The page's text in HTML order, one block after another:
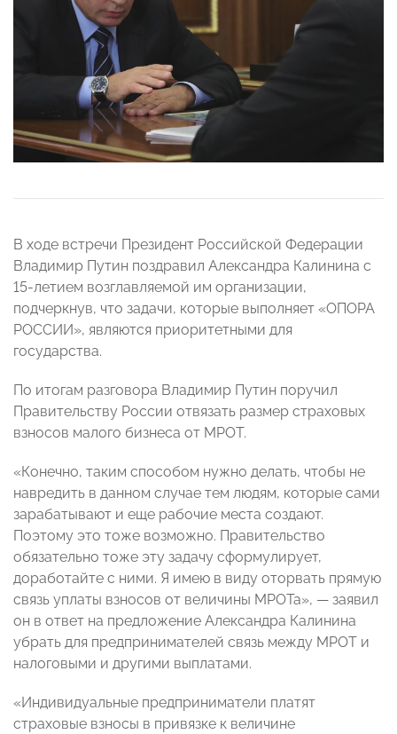
В ходе встречи Президент Российской Федерации
Владимир Путин поздравил Александра Калинина с
15-летием возглавляемой им организации,
подчеркнув, что задачи, которые выполняет «ОПОРА
РОССИИ», являются приоритетными для
государства.
По итогам разговора Владимир Путин поручил
Правительству России отвязать размер страховых
взносов малого бизнеса от МРОТ.
«Конечно, таким способом нужно делать, чтобы не
навредить в данном случае тем людям, которые сами
зарабатывают и еще рабочие места создают.
Поэтому это тоже возможно. Правительство
обязательно тоже эту задачу сформулирует,
доработайте с ними. Я имею в виду оторвать прямую
связь уплаты взносов от величины МРОТа», — заявил
он в ответ на предложение Александра Калинина
убрать для предпринимателей связь между МРОТ и
налоговыми и другими выплатами.
«Индивидуальные предприниматели платят
страховые взносы в привязке к величине